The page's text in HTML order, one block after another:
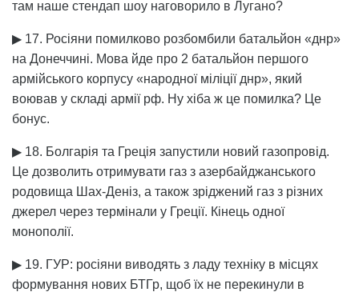
там наше стендап шоу наговорило в Лугано?
▶ 17. Росіяни помилково розбомбили батальйон «днр»
на Донеччині. Мова йде про 2 батальйон першого
армійського корпусу «народної міліції днр», який
воював у складі армії рф. Ну хіба ж це помилка? Це
бонус.
▶ 18. Болгарія та Греція запустили новий газопровід.
Це дозволить отримувати газ з азербайджанського
родовища Шах-Деніз, а також зріджений газ з різних
джерел через термінали у Греції. Кінець одної
монополії.
▶ 19. ГУР: росіяни виводять з ладу техніку в місцях
формування нових БТГр, щоб їх не перекинули в